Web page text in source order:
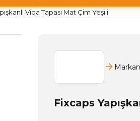
Vida Tapası Mat Çim Yeşili
Fixcaps